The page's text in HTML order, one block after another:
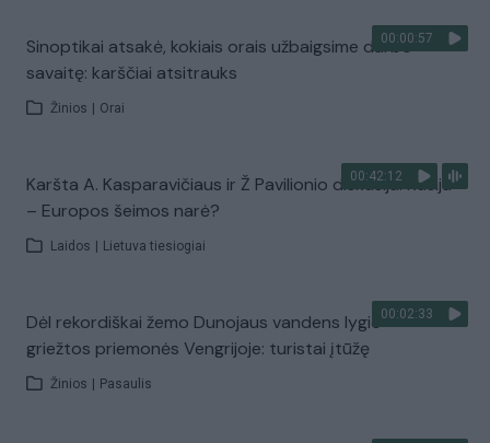
00:00:57
Sinoptikai atsakė, kokiais orais užbaigsime darbo
savaitę: karščiai atsitrauks
Žinios Orai
00:42:12
Karšta A. Kasparavičiaus ir Ž Pavilionio diskusija: Rusija
– Europos šeimos narė?
Laidos Lietuva tiesiogiai
00:02:33
Dėl rekordiškai žemo Dunojaus vandens lygio –
griežtos priemonės Vengrijoje: turistai įtūžę
Žinios Pasaulis